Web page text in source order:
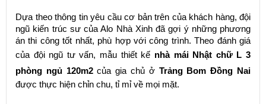
Dựa theo thông tin yêu cầu cơ bản trên của khách hàng, đội
ngũ kiến trúc sư của Alo Nhà Xinh đã gợi ý những phương
án thi công tốt nhất, phù hợp với công trình. Theo đánh giá
của đội ngũ tư vấn, mẫu thiết kế nhà mái Nhật chữ L 3
phòng ngủ 120m2của gia chủ ở Trảng Bom Đồng Nai
được thực hiện chỉn chu, tỉ mỉ về mọi mặt.